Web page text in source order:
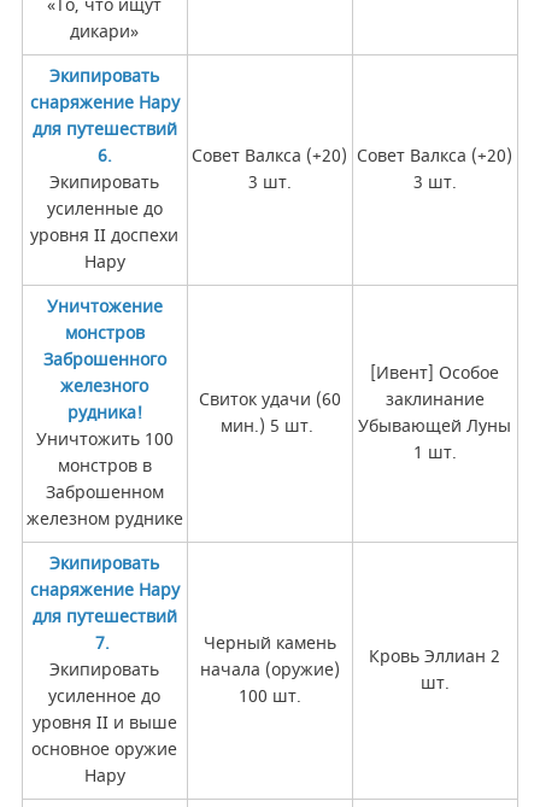
«То, что ищут
дикари»
Экипировать
снаряжение Нару
для путешествий
6.
Экипировать
усиленные до
уровня II доспехи
Нару
Совет Валкса (+20)
3 шт.
Совет Валкса (+20)
3 шт.
Уничтожение
монстров
Заброшенного
железного
рудника!
Уничтожить 100
монстров в
Заброшенном
железном руднике
Свиток удачи (60
мин.) 5 шт.
[Ивент] Особое
заклинание
Убывающей Луны
1 шт.
Экипировать
снаряжение Нару
для путешествий
7.
Экипировать
усиленное до
уровня II и выше
основное оружие
Нару
Черный камень
начала (оружие)
100 шт.
Кровь Эллиан 2
шт.